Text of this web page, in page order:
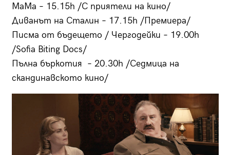
МаМа – 15.15h /С приятели на кино/
Диванът на Сталин – 17.15h /Премиера/
Писма от бъдещето / Чергодейки – 19.00h
/Sofia Biting Docs/
Пълна бъркотия – 20.30h /Седмица на
скандинавското кино/